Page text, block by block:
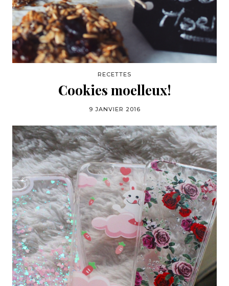
RECETTES
Cookies moelleux!
9 JANVIER 2016